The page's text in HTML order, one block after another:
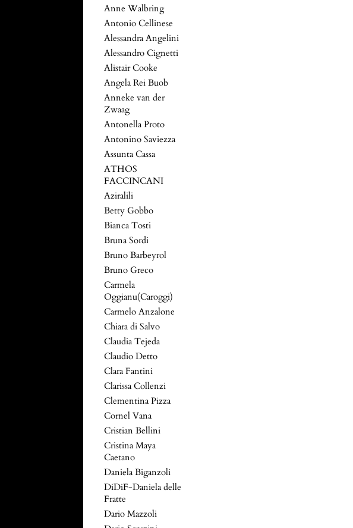
Anne Walbring
Antonio Cellinese
Alessandra Angelini
Alessandro Cignetti
Alistair Cooke
Angela Rei Buob
Anneke van der
Zwaag
Antonella Proto
Antonino Saviezza
Assunta Cassa
ATHOS
FACCINCANI
Aziralili
Betty Gobbo
Bianca Tosti
Bruna Sordi
Bruno Barbeyrol
Bruno Greco
Carmela
Oggianu(Caroggi)
Carmelo Anzalone
Chiara di Salvo
Claudia Tejeda
Claudio Detto
Clara Fantini
Clarissa Collenzi
Clementina Pizza
Cornel Vana
Cristian Bellini
Cristina Maya
Caetano
Daniela Biganzoli
DiDiF-Daniela delle
Fratte
Dario Mazzoli